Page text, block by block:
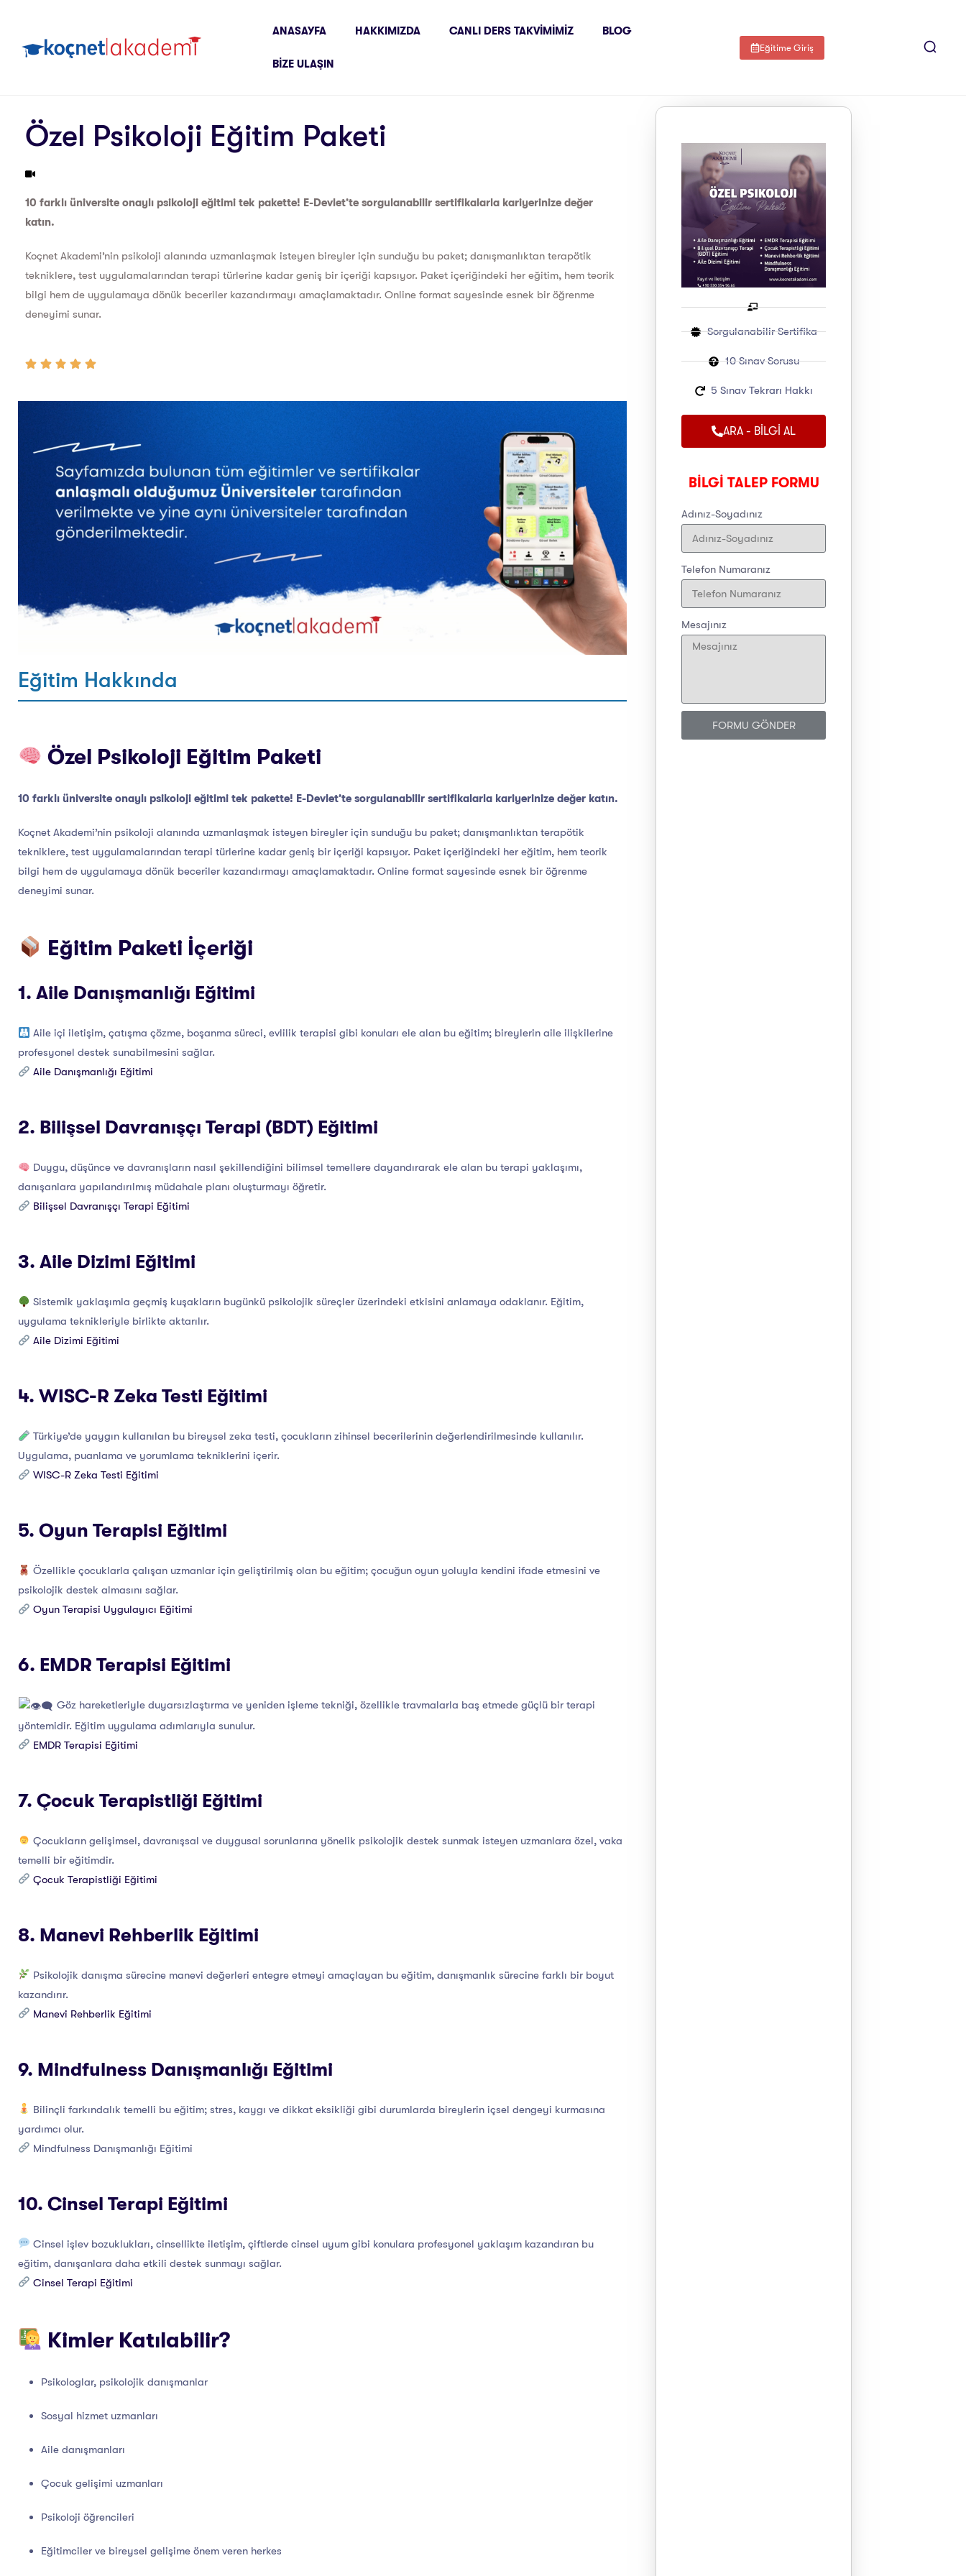
ANASAYFA HAKKIMIZDA CANLI DERS TAKVIMIMIZ BLOG
BIZE ULAŞIN
Eğitime Giriş
Özel Psikoloji Eğitim Paketi
10 farklı üniversite onaylı psikoloji eğitimi tek pakette! E-Devlet’te sorgulanabilir sertifikalarla kariyerinize değer
katın.
Koçnet Akademi’nin psikoloji alanında uzmanlaşmak isteyen bireyler için sunduğu bu paket; danışmanlıktan terapötik
tekniklere, test uygulamalarından terapi türlerine kadar geniş bir içeriği kapsıyor. Paket içeriğindeki her eğitim, hem teorik
bilgi hem de uygulamaya dönük beceriler kazandırmayı amaçlamaktadır. Online format sayesinde esnek bir öğrenme
deneyimi sunar.
Eğitim Hakkında
Özel Psikoloji Eğitim Paketi
10 farklı üniversite onaylı psikoloji eğitimi tek pakette! E-Devlet’te sorgulanabilir sertifikalarla kariyerinize değer katın.
Koçnet Akademi’nin psikoloji alanında uzmanlaşmak isteyen bireyler için sunduğu bu paket; danışmanlıktan terapötik
tekniklere, test uygulamalarından terapi türlerine kadar geniş bir içeriği kapsıyor. Paket içeriğindeki her eğitim, hem teorik
bilgi hem de uygulamaya dönük beceriler kazandırmayı amaçlamaktadır. Online format sayesinde esnek bir öğrenme
deneyimi sunar.
Eğitim Paketi İçeriği
1. Aile Danışmanlığı Eğitimi
Aile içi iletişim, çatışma çözme, boşanma süreci, evlilik terapisi gibi konuları ele alan bu eğitim; bireylerin aile ilişkilerine
profesyonel destek sunabilmesini sağlar.
Aile Danışmanlığı Eğitimi
2. Bilişsel Davranışçı Terapi (BDT) Eğitimi
Duygu, düşünce ve davranışların nasıl şekillendiğini bilimsel temellere dayandırarak ele alan bu terapi yaklaşımı,
danışanlara yapılandırılmış müdahale planı oluşturmayı öğretir.
Bilişsel Davranışçı Terapi Eğitimi
3. Aile Dizimi Eğitimi
Sistemik yaklaşımla geçmiş kuşakların bugünkü psikolojik süreçler üzerindeki etkisini anlamaya odaklanır. Eğitim,
uygulama teknikleriyle birlikte aktarılır.
Aile Dizimi Eğitimi
4. WISC-R Zeka Testi Eğitimi
Türkiye’de yaygın kullanılan bu bireysel zeka testi, çocukların zihinsel becerilerinin değerlendirilmesinde kullanılır.
Uygulama, puanlama ve yorumlama tekniklerini içerir.
WISC-R Zeka Testi Eğitimi
5. Oyun Terapisi Eğitimi
Özellikle çocuklarla çalışan uzmanlar için geliştirilmiş olan bu eğitim; çocuğun oyun yoluyla kendini ifade etmesini ve
psikolojik destek almasını sağlar.
Oyun Terapisi Uygulayıcı Eğitimi
6. EMDR Terapisi Eğitimi
Göz hareketleriyle duyarsızlaştırma ve yeniden işleme tekniği, özellikle travmalarla baş etmede güçlü bir terapi
yöntemidir. Eğitim uygulama adımlarıyla sunulur.
EMDR Terapisi Eğitimi
7. Çocuk Terapistliği Eğitimi
Çocukların gelişimsel, davranışsal ve duygusal sorunlarına yönelik psikolojik destek sunmak isteyen uzmanlara özel, vaka
temelli bir eğitimdir.
Çocuk Terapistliği Eğitimi
8. Manevi Rehberlik Eğitimi
Psikolojik danışma sürecine manevi değerleri entegre etmeyi amaçlayan bu eğitim, danışmanlık sürecine farklı bir boyut
kazandırır.
Manevi Rehberlik Eğitimi
9. Mindfulness Danışmanlığı Eğitimi
Bilinçli farkındalık temelli bu eğitim; stres, kaygı ve dikkat eksikliği gibi durumlarda bireylerin içsel dengeyi kurmasına
yardımcı olur.
Mindfulness Danışmanlığı Eğitimi
10. Cinsel Terapi Eğitimi
Cinsel işlev bozuklukları, cinsellikte iletişim, çiftlerde cinsel uyum gibi konulara profesyonel yaklaşım kazandıran bu
eğitim, danışanlara daha etkili destek sunmayı sağlar.
Cinsel Terapi Eğitimi
Kimler Katılabilir?
Psikologlar, psikolojik danışmanlar
Sosyal hizmet uzmanları
Aile danışmanları
Çocuk gelişimi uzmanları
Psikoloji öğrencileri
Eğitimciler ve bireysel gelişime önem veren herkes
Sorgulanabilir Sertifika
10 Sınav Sorusu
5 Sınav Tekrarı Hakkı
ARA - BİLGİ AL
BİLGİ TALEP FORMU
Adınız-Soyadınız
Telefon Numaranız
Mesajınız
FORMU GÖNDER